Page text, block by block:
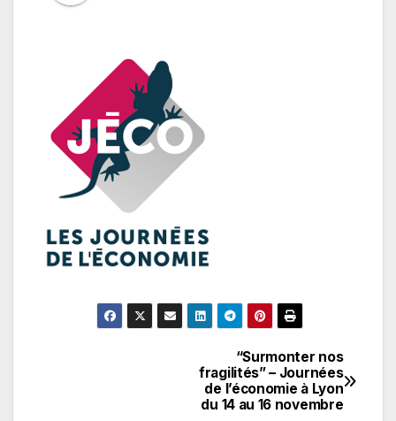
“Surmonter nos
fragilités” – Journées
de l’économie à Lyon
du 14 au 16 novembre